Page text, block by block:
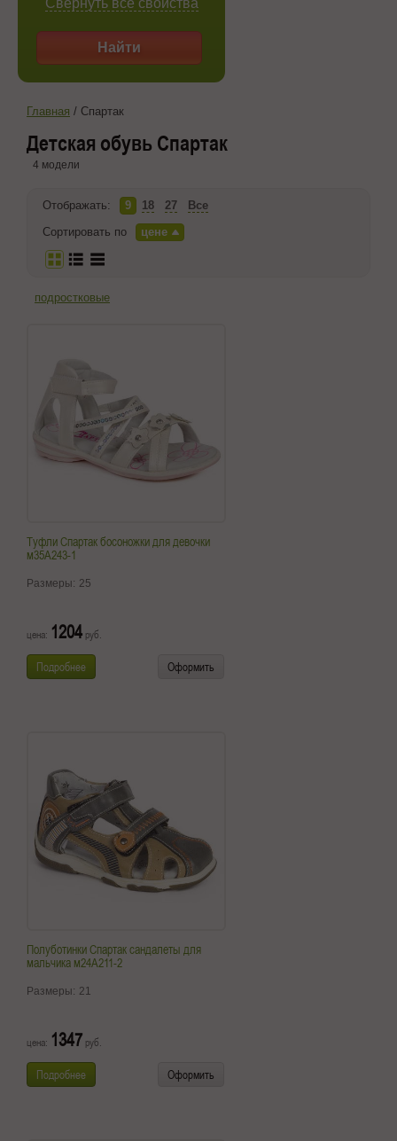
Свернуть все свойства
Найти
Главная / Спартак
Детская обувь Спартак
4 модели
Отображать: 9 18 27
Все
Сортировать по
цене
подростковые
Туфли Спартак босоножки для девочки
м35А243-1
Размеры: 25
цена: 1204 руб.
Подробнее Оформить
Полуботинки Спартак сандалеты для
мальчика м24А211-2
Размеры: 21
цена: 1347 руб.
Подробнее Оформить